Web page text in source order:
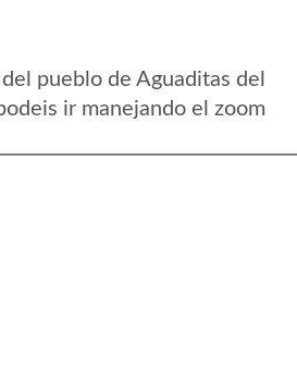
pueblo de Aguaditas del
ir manejando el zoom